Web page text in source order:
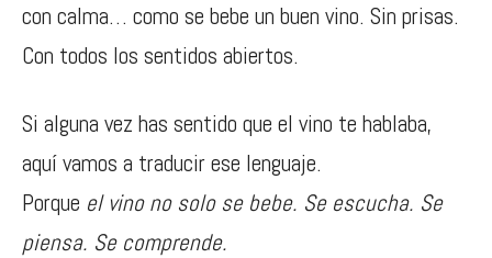
con calma… como se bebe un buen vino. Sin prisas.
Con todos los sentidos abiertos.
Si alguna vez has sentido que el vino te hablaba,
aquí vamos a traducir ese lenguaje.
Porque el vino no solo se bebe. Se escucha. Se
piensa. Se comprende.